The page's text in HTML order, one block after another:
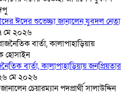
ঈদের শুভেচ্ছা জানালেন যুবদল নেতা
মে ২০২৬
বার্তা, কালাপাহাড়িয়ায় জনপ্রিয়তার
মে ২০২৬